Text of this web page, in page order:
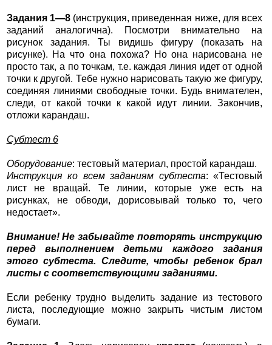
Задания 1—8(инструкция, приведенная ниже, для всех
заданий аналогична). Посмотри внимательно на
рисунок задания. Ты видишь фигуру (показать на
рисунке). На что она похожа? Но она нарисована не
просто так, а по точкам, т.е. каждая линия идет от одной
точки к другой. Тебе нужно нарисовать такую же фигуру,
соединяя линиями свободные точки. Будь внимателен,
следи, от какой точки к какой идут линии. Закончив,
отложи карандаш.
Субтест 6
Оборудование: тестовый материал, простой карандаш.
Инструкция ко всем заданиям субтеста: «Тестовый
лист не вращай. Те линии, которые уже есть на
рисунках, не обводи, дорисовывай только то, чего
недостает».
Внимание! Не забывайте повторять инструкцию
перед выполнением детьми каждого задания
этого субтеста. Следите, чтобы ребенок брал
листы с соответствующими заданиями.
Если ребенку трудно выделить задание из тестового
листа, последующие можно закрыть чистым листом
бумаги.